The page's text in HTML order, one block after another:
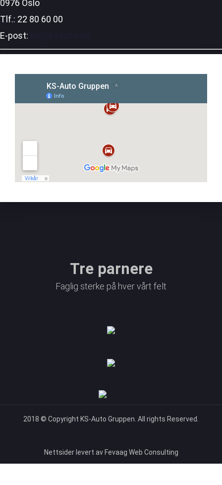
0976 Oslo
Tlf.: 22 80 60 00
E-post:
Tre parnere
Faglig sterke på hver vårt felt
2018 © Copyright KS-Auto Gruppen. All rights Reserved.
Nettsider levert av Fevaag Web Consulting